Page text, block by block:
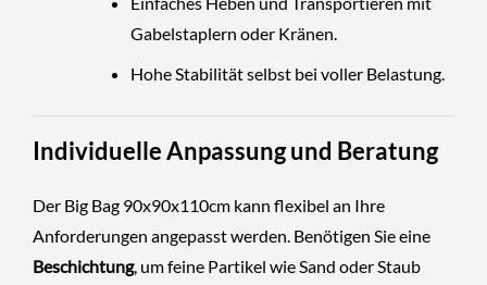
Gabelstaplern oder Kränen.
Hohe Stabilität selbst bei voller Belastung.
Individuelle Anpassung und Beratung
Der Big Bag 90x90x110cm kann flexibel an Ihre
Anforderungen angepasst werden. Benötigen Sie eine
Beschichtung, um feine Partikel wie Sand oder Staub